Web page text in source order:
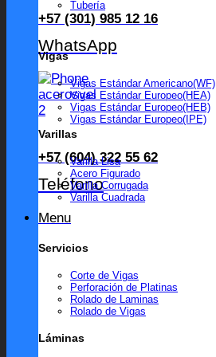
+57 (301) 985 12 16
WhatsApp
+57 (604) 322 55 62
Teléfono
Menu
Tubería
Vigas
Vigas Estándar Americano(WF)
Vigas Estándar Europeo(HEA)
Vigas Estándar Europeo(HEB)
Vigas Estándar Europeo(IPE)
Varillas
Varilla Lisa
Acero Figurado
Varilla Corrugada
Varilla Cuadrada
Servicios
Corte de Vigas
Perforación de Platinas
Rolado de Laminas
Rolado de Vigas
Láminas